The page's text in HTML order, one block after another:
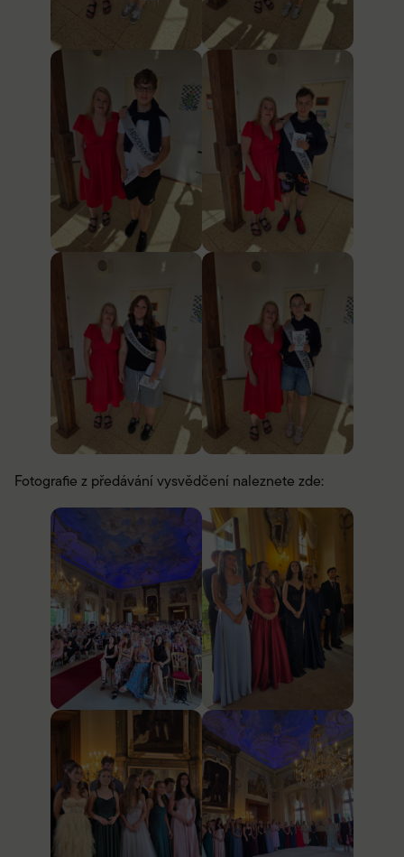
Fotografie z předávání vysvědčení naleznete zde: